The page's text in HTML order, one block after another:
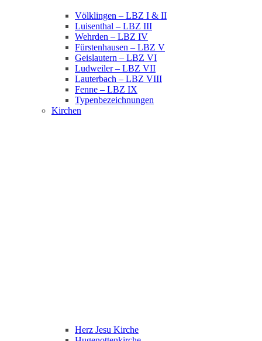
Völklingen – LBZ I & II
Luisenthal – LBZ III
Wehrden – LBZ IV
Fürstenhausen – LBZ V
Geislautern – LBZ VI
Ludweiler – LBZ VII
Lauterbach – LBZ VIII
Fenne – LBZ IX
Typenbezeichnungen
Kirchen
Herz Jesu Kirche